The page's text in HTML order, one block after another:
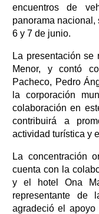
encuentros de
panorama nacional,
6 y 7 de junio.
La presentación
Menor, y contó
Pacheco, Pedro
la corporación
colaboración en
contribuirá a
actividad turística y
La concentración
cuenta con la
y el hotel Ona
representante de
agradeció el